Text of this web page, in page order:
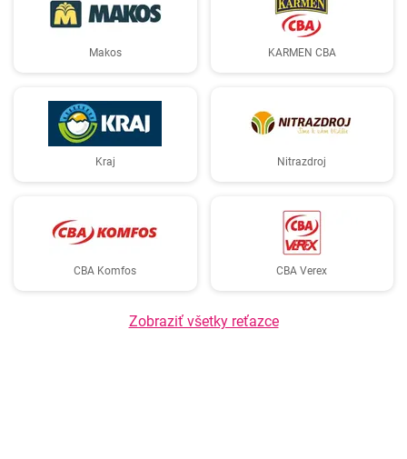
Makos KARMEN CBA
Kraj Nitrazdroj
CBA Komfos CBA Verex
Zobraziť všetky reťazce